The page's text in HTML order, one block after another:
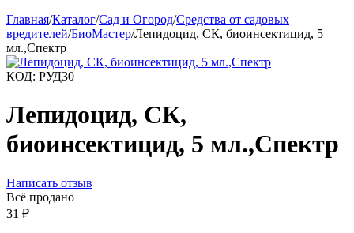
Главная/Каталог/Сад и Огород/Средства от садовых
вредителей/БиоМастер/Лепидоцид, СК, биоинсектицид, 5
мл.,Спектр
КОД: РУД30
Лепидоцид, СК,
биоинсектицид, 5 мл.,Спектр
Написать отзыв
Всё продано
31 ₽